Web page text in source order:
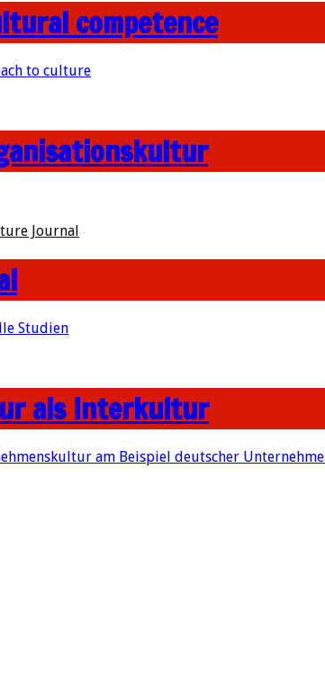
competence
to culture
Studien
als Interkultur
am Beispiel deutscher